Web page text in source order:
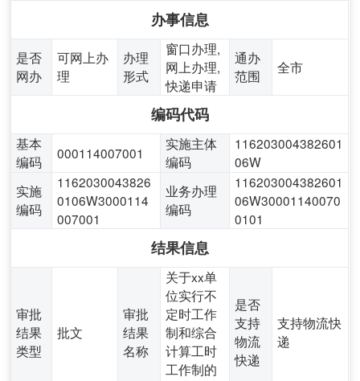
办事信息
是否
网办
可网上办
理
办理
形式
窗口办理,
网上办理,
快递申请
通办
范围
全市
编码代码
基本
编码
000114007001
实施主体
编码
116203004382601
06W
实施
编码
1162030043826
0106W3000114
007001
业务办理
编码
116203004382601
06W30001140070
0101
结果信息
审批
结果
类型
批文
审批
结果
名称
关于xx单
位实行不
定时工作
制和综合
计算工时
工作制的
是否
支持
物流
快递
支持物流快
递